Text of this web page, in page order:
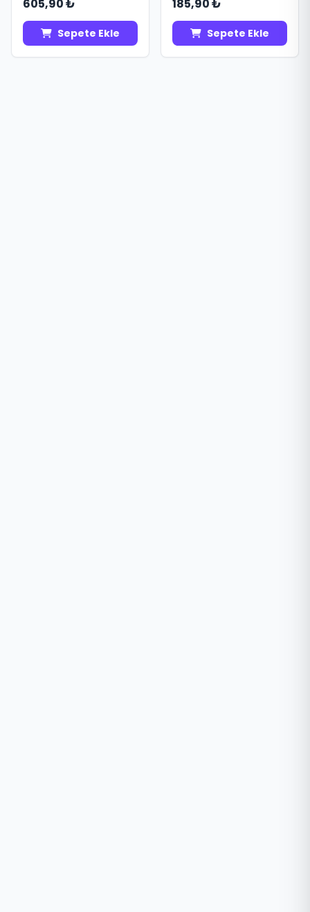
605,90 ₺
Sepete Ekle
185,90 ₺
Sepete Ekle